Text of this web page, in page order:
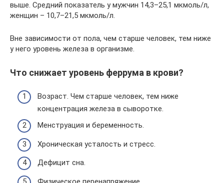
выше. Средний показатель у мужчин 14,3–25,1 мкмоль/л,
женщин – 10,7–21,5 мкмоль/л.
Вне зависимости от пола, чем старше человек, тем ниже
у него уровень железа в организме.
Что снижает уровень феррума в крови?
Возраст. Чем старше человек, тем ниже
концентрация железа в сыворотке.
Менструация и беременность.
Хроническая усталость и стресс.
Дефицит сна.